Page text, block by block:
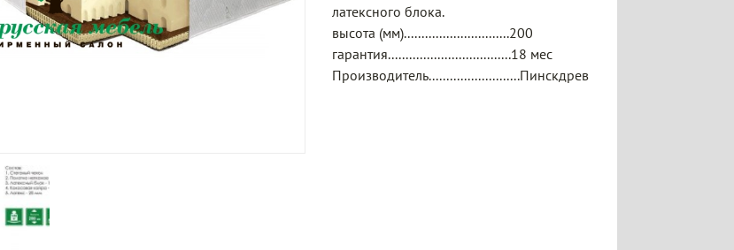
латексного блока.
высота (мм)..............................200
гарантия...................................18 мес
Производитель..........................Пинскдрев